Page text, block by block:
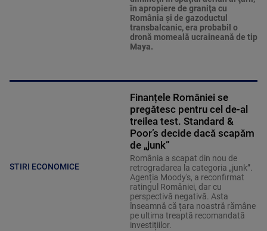
în apropiere de graniţa cu
România şi de gazoductul
transbalcanic, era probabil o
dronă momeală ucraineană de tip
Maya.
STIRI ECONOMICE
Finanțele României se
pregătesc pentru cel de-al
treilea test. Standard &
Poor’s decide dacă scapăm
de „junk”
România a scapat din nou de
retrogradarea la categoria „junk”.
Agenția Moody's, a reconfirmat
ratingul României, dar cu
perspectivă negativă. Asta
înseamnă că țara noastră rămâne
pe ultima treaptă recomandată
investițiilor.